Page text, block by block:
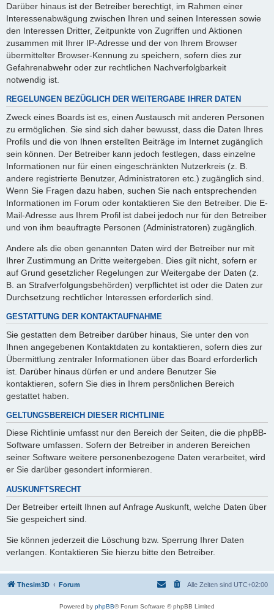
Darüber hinaus ist der Betreiber berechtigt, im Rahmen einer
Interessenabwägung zwischen Ihren und seinen Interessen sowie
den Interessen Dritter, Zeitpunkte von Zugriffen und Aktionen
zusammen mit Ihrer IP-Adresse und der von Ihrem Browser
übermittelter Browser-Kennung zu speichern, sofern dies zur
Gefahrenabwehr oder zur rechtlichen Nachverfolgbarkeit
notwendig ist.
REGELUNGEN BEZÜGLICH DER WEITERGABE IHRER DATEN
Zweck eines Boards ist es, einen Austausch mit anderen Personen
zu ermöglichen. Sie sind sich daher bewusst, dass die Daten Ihres
Profils und die von Ihnen erstellten Beiträge im Internet zugänglich
sein können. Der Betreiber kann jedoch festlegen, dass einzelne
Informationen nur für einen eingeschränkten Nutzerkreis (z. B.
andere registrierte Benutzer, Administratoren etc.) zugänglich sind.
Wenn Sie Fragen dazu haben, suchen Sie nach entsprechenden
Informationen im Forum oder kontaktieren Sie den Betreiber. Die E-
Mail-Adresse aus Ihrem Profil ist dabei jedoch nur für den Betreiber
und von ihm beauftragte Personen (Administratoren) zugänglich.
Andere als die oben genannten Daten wird der Betreiber nur mit
Ihrer Zustimmung an Dritte weitergeben. Dies gilt nicht, sofern er
auf Grund gesetzlicher Regelungen zur Weitergabe der Daten (z.
B. an Strafverfolgungsbehörden) verpflichtet ist oder die Daten zur
Durchsetzung rechtlicher Interessen erforderlich sind.
GESTATTUNG DER KONTAKTAUFNAHME
Sie gestatten dem Betreiber darüber hinaus, Sie unter den von
Ihnen angegebenen Kontaktdaten zu kontaktieren, sofern dies zur
Übermittlung zentraler Informationen über das Board erforderlich
ist. Darüber hinaus dürfen er und andere Benutzer Sie
kontaktieren, sofern Sie dies in Ihrem persönlichen Bereich
gestattet haben.
GELTUNGSBEREICH DIESER RICHTLINIE
Diese Richtlinie umfasst nur den Bereich der Seiten, die die phpBB-
Software umfassen. Sofern der Betreiber in anderen Bereichen
seiner Software weitere personenbezogene Daten verarbeitet, wird
er Sie darüber gesondert informieren.
AUSKUNFTSRECHT
Der Betreiber erteilt Ihnen auf Anfrage Auskunft, welche Daten über
Sie gespeichert sind.
Sie können jederzeit die Löschung bzw. Sperrung Ihrer Daten
verlangen. Kontaktieren Sie hierzu bitte den Betreiber.
Thesim3D Forum Alle Zeiten sind UTC+02:00
Powered by phpBB® Forum Software © phpBB Limited